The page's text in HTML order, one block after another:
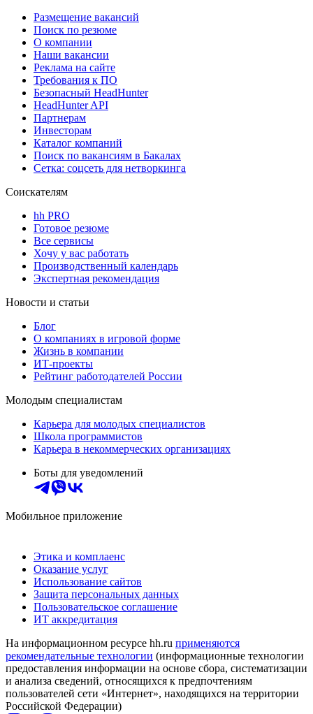
Размещение вакансий
Поиск по резюме
О компании
Наши вакансии
Реклама на сайте
Требования к ПО
Безопасный HeadHunter
HeadHunter API
Партнерам
Инвесторам
Каталог компаний
Поиск по вакансиям в Бакалах
Сетка: соцсеть для нетворкинга
Соискателям
hh PRO
Готовое резюме
Все сервисы
Хочу у вас работать
Производственный календарь
Экспертная рекомендация
Новости и статьи
Блог
О компаниях в игровой форме
Жизнь в компании
ИТ-проекты
Рейтинг работодателей России
Молодым специалистам
Карьера для молодых специалистов
Школа программистов
Карьера в некоммерческих организациях
Боты для уведомлений
Мобильное приложение
Этика и комплаенс
Оказание услуг
Использование сайтов
Защита персональных данных
Пользовательское соглашение
ИТ аккредитация
На информационном ресурсе hh.ru применяются
рекомендательные технологии (информационные технологии
предоставления информации на основе сбора, систематизации
и анализа сведений, относящихся к предпочтениям
пользователей сети «Интернет», находящихся на территории
Российской Федерации)